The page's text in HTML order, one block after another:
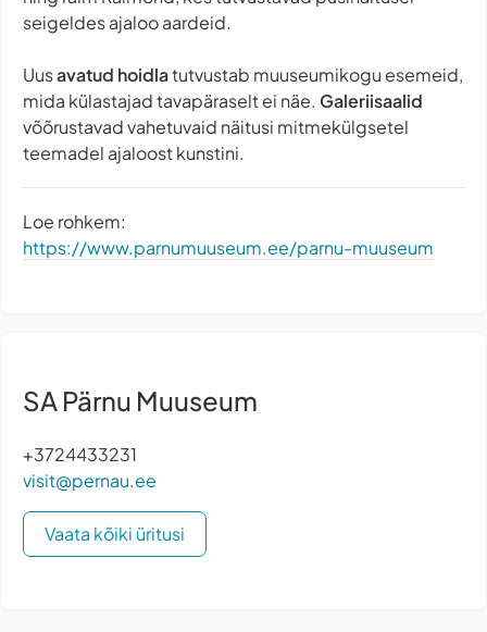
seigeldes ajaloo aardeid.
Uusavatud hoidlatutvustab muuseumikogu esemeid,
mida külastajad tavapäraselt ei näe. Galeriisaalid
võõrustavad vahetuvaid näitusi mitmekülgsetel
teemadel ajaloost kunstini.
Loe rohkem:
https://www.parnumuuseum.ee/parnu-muuseum
SA Pärnu Muuseum
+3724433231
visit@pernau.ee
Vaata kõiki üritusi